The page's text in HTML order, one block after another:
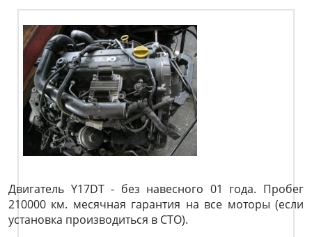
Двигатель Y17DT - без навесного 01 года. Пробег
210000 км. месячная гарантия на все моторы (если
установка производиться в СТО).